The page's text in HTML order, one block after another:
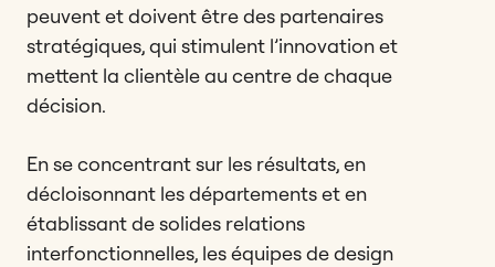
peuvent et doivent être des partenaires
stratégiques, qui stimulent l’innovation et
mettent la clientèle au centre de chaque
décision.
En se concentrant sur les résultats, en
décloisonnant les départements et en
établissant de solides relations
interfonctionnelles, les équipes de design